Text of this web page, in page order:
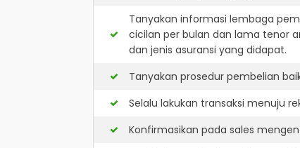
Tanyakan informasi lembaga
cicilan per bulan dan lama tenor
dan jenis asuransi yang didapat.
Tanyakan prosedur pembelian
Selalu lakukan transaksi menuju
Konfirmasikan pada sales